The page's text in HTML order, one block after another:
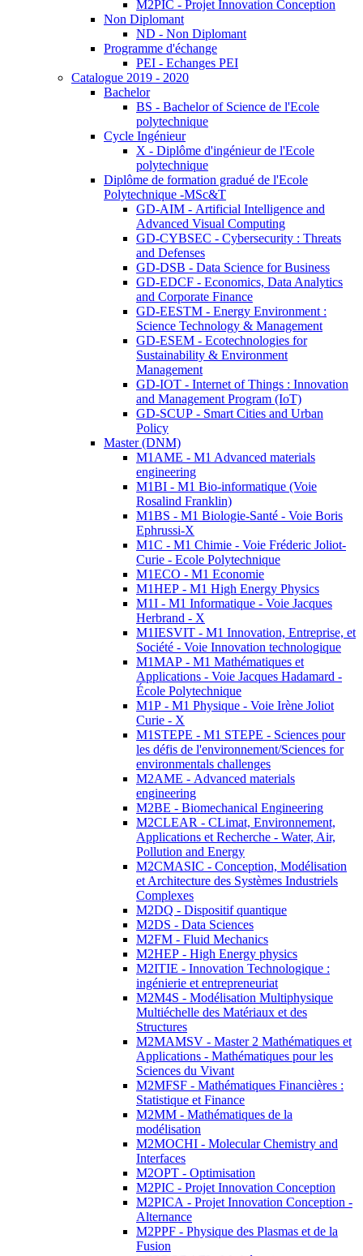
M2PIC - Projet Innovation Conception
Non Diplomant
ND - Non Diplomant
Programme d'échange
PEI - Echanges PEI
Catalogue 2019 - 2020
Bachelor
BS - Bachelor of Science de l'Ecole
polytechnique
Cycle Ingénieur
X - Diplôme d'ingénieur de l'Ecole
polytechnique
Diplôme de formation gradué de l'Ecole
Polytechnique -MSc&T
GD-AIM - Artificial Intelligence and
Advanced Visual Computing
GD-CYBSEC - Cybersecurity : Threats
and Defenses
GD-DSB - Data Science for Business
GD-EDCF - Economics, Data Analytics
and Corporate Finance
GD-EESTM - Energy Environment :
Science Technology & Management
GD-ESEM - Ecotechnologies for
Sustainability & Environment
Management
GD-IOT - Internet of Things : Innovation
and Management Program (IoT)
GD-SCUP - Smart Cities and Urban
Policy
Master (DNM)
M1AME - M1 Advanced materials
engineering
M1BI - M1 Bio-informatique (Voie
Rosalind Franklin)
M1BS - M1 Biologie-Santé - Voie Boris
Ephrussi-X
M1C - M1 Chimie - Voie Fréderic Joliot-
Curie - Ecole Polytechnique
M1ECO - M1 Economie
M1HEP - M1 High Energy Physics
M1I - M1 Informatique - Voie Jacques
Herbrand - X
M1IESVIT - M1 Innovation, Entreprise, et
Société - Voie Innovation technologique
M1MAP - M1 Mathématiques et
Applications - Voie Jacques Hadamard -
École Polytechnique
M1P - M1 Physique - Voie Irène Joliot
Curie - X
M1STEPE - M1 STEPE - Sciences pour
les défis de l'environnement/Sciences for
environmentals challenges
M2AME - Advanced materials
engineering
M2BE - Biomechanical Engineering
M2CLEAR - CLimat, Environnement,
Applications et Recherche - Water, Air,
Pollution and Energy
M2CMASIC - Conception, Modélisation
et Architecture des Systèmes Industriels
Complexes
M2DQ - Dispositif quantique
M2DS - Data Sciences
M2FM - Fluid Mechanics
M2HEP - High Energy physics
M2ITIE - Innovation Technologique :
ingénierie et entrepreneuriat
M2M4S - Modélisation Multiphysique
Multiéchelle des Matériaux et des
Structures
M2MAMSV - Master 2 Mathématiques et
Applications - Mathématiques pour les
Sciences du Vivant
M2MFSF - Mathématiques Financières :
Statistique et Finance
M2MM - Mathématiques de la
modélisation
M2MOCHI - Molecular Chemistry and
Interfaces
M2OPT - Optimisation
M2PIC - Projet Innovation Conception
M2PICA - Projet Innovation Conception -
Alternance
M2PPF - Physique des Plasmas et de la
Fusion